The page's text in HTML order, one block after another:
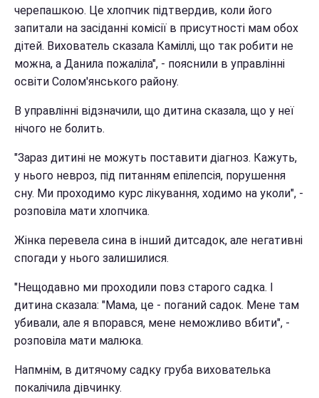
черепашкою. Це хлопчик підтвердив, коли його
запитали на засіданні комісії в присутності мам обох
дітей. Вихователь сказала Каміллі, що так робити не
можна, а Данила пожаліла", - пояснили в управлінні
освіти Солом'янського району.
В управлінні відзначили, що дитина сказала, що у неї
нічого не болить.
"Зараз дитині не можуть поставити діагноз. Кажуть,
у нього невроз, під питанням епілепсія, порушення
сну. Ми проходимо курс лікування, ходимо на уколи", -
розповіла мати хлопчика.
Жінка перевела сина в інший дитсадок, але негативні
спогади у нього залишилися.
"Нещодавно ми проходили повз старого садка. І
дитина сказала: "Мама, це - поганий садок. Мене там
убивали, але я впорався, мене неможливо вбити", -
розповіла мати малюка.
Напмнім, в дитячому садку груба вихователька
покалічила дівчинку.